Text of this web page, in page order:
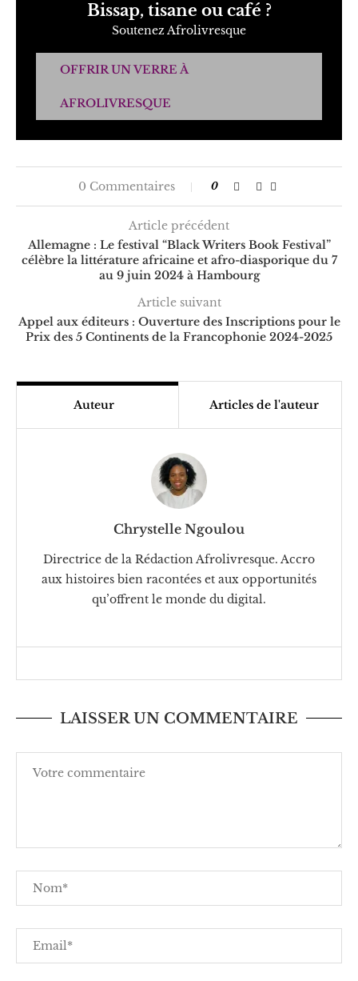
Bissap, tisane ou café ?
Soutenez Afrolivresque
OFFRIR UN VERRE À
AFROLIVRESQUE
0 Commentaires 0
Article précédent
Allemagne : Le festival “Black Writers Book Festival”
célèbre la littérature africaine et afro-diasporique du 7
au 9 juin 2024 à Hambourg
Article suivant
Appel aux éditeurs : Ouverture des Inscriptions pour le
Prix des 5 Continents de la Francophonie 2024-2025
Auteur Articles de l'auteur
Chrystelle Ngoulou
Directrice de la Rédaction Afrolivresque. Accro
aux histoires bien racontées et aux opportunités
qu’offrent le monde du digital.
LAISSER UN COMMENTAIRE